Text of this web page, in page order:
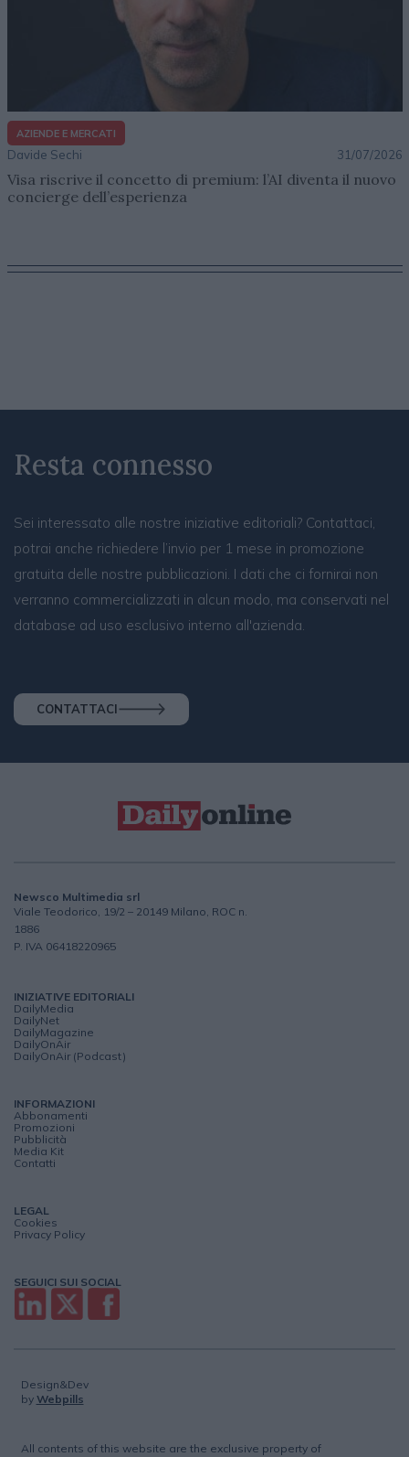
AZIENDE E MERCATI
Davide Sechi 31/07/2026
Visa riscrive il concetto di premium: l’AI diventa il nuovo
concierge dell’esperienza
Resta connesso
Sei interessato alle nostre iniziative editoriali? Contattaci,
potrai anche richiedere l’invio per 1 mese in promozione
gratuita delle nostre pubblicazioni. I dati che ci fornirai non
verranno commercializzati in alcun modo, ma conservati nel
database ad uso esclusivo interno all'azienda.
CONTATTACI
Newsco Multimedia srl
Viale Teodorico, 19/2 – 20149 Milano, ROC n.
1886
P. IVA 06418220965
INIZIATIVE EDITORIALI
DailyMedia
DailyNet
DailyMagazine
DailyOnAir
DailyOnAir (Podcast)
INFORMAZIONI
Abbonamenti
Promozioni
Pubblicità
Media Kit
Contatti
LEGAL
Cookies
Privacy Policy
SEGUICI SUI SOCIAL
Design&Dev
by Webpills
All contents of this website are the exclusive property of